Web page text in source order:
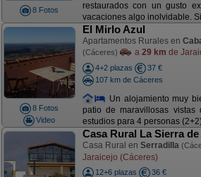
8 Fotos
restaurados con un gusto
vacaciones algo inolvidable.
8 Fotos
Video
El Mirlo Azul
Apartamentos Rurales en
(Cáceres) a 29 km de
4+2 plazas
37 €
107 km de Cáceres
Un alojamiento muy
patio de maravillosas vistas
estudios para 4 personas
Casa Rural La Sierra
Casa Rural en Serradilla
Jaraicejo (Cáceres)
12+6 plazas
36 €